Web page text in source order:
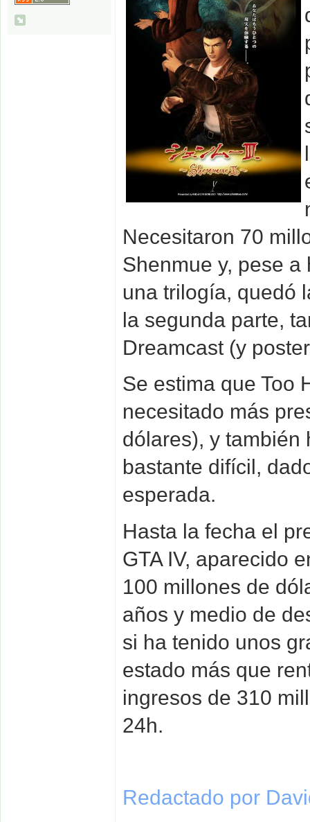
Necesitaron 70
Shenmue y, pese
una trilogía, quedó
la segunda parte,
Dreamcast (y
Se estima que Too
necesitado más
dólares), y también
bastante difícil,
esperada.
Hasta la fecha el
GTA IV, aparecido
100 millones de
años y medio de
si ha tenido unos
estado más que
ingresos de 310
24h.
Redactado por